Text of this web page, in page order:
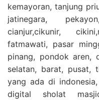
kemayoran, tanjung
jatinegara,
cianjur,cikunir,
fatmawati, pasar
pinang, pondok aren,
selatan, barat, pusat,
yang ada di
digital sholat